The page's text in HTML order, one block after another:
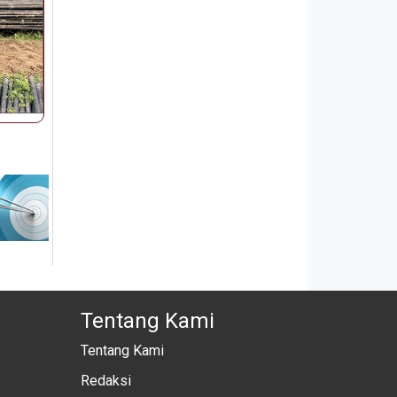
Tentang Kami
Tentang Kami
Redaksi